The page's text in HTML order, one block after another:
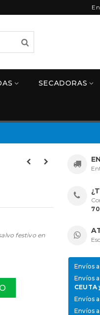
SECADORAS
festivo en
Envíos a
Envíos a
CEUTA
Envíos a
Envíos a